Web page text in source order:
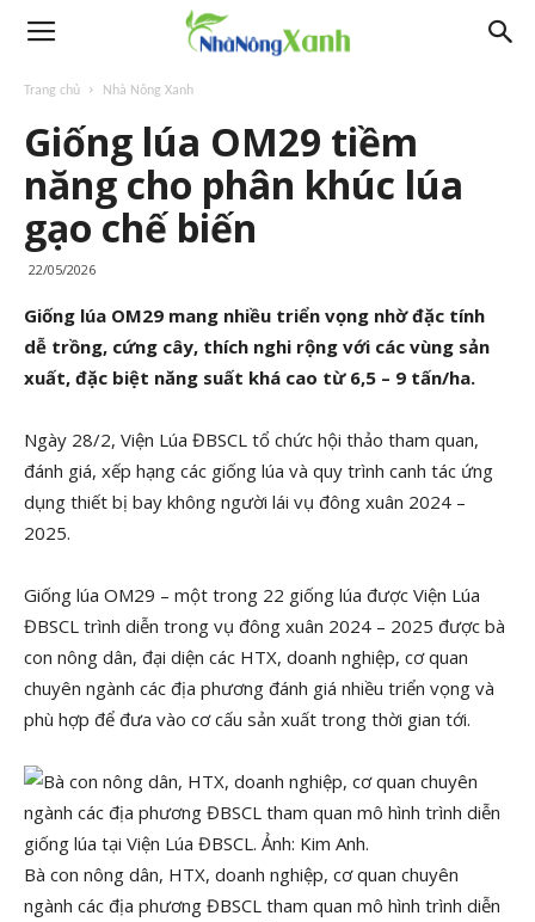
Trang chủ Nhà Nông Xanh
Giống lúa OM29 tiềm
năng cho phân khúc lúa
gạo chế biến
22/05/2026
Giống lúa OM29 mang nhiều triển vọng nhờ đặc tính
dễ trồng, cứng cây, thích nghi rộng với các vùng sản
xuất, đặc biệt năng suất khá cao từ 6,5 – 9 tấn/ha.
Ngày 28/2, Viện Lúa ĐBSCL tổ chức hội thảo tham quan,
đánh giá, xếp hạng các giống lúa và quy trình canh tác ứng
dụng thiết bị bay không người lái vụ đông xuân 2024 –
2025.
Giống lúa OM29 – một trong 22 giống lúa được Viện Lúa
ĐBSCL trình diễn trong vụ đông xuân 2024 – 2025 được bà
con nông dân, đại diện các HTX, doanh nghiệp, cơ quan
chuyên ngành các địa phương đánh giá nhiều triển vọng và
phù hợp để đưa vào cơ cấu sản xuất trong thời gian tới.
Bà con nông dân, HTX, doanh nghiệp, cơ quan chuyên
ngành các địa phương ĐBSCL tham quan mô hình trình diễn